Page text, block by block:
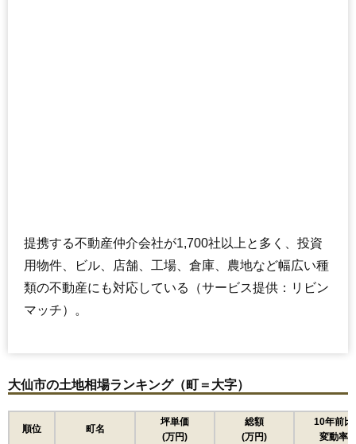
提携する不動産仲介会社が1,700社以上と多く、投資
用物件、ビル、店舗、工場、倉庫、農地など幅広い種
類の不動産にも対応している（サービス提供：リビン
マッチ）。
大仙市の土地相場ランキング（町＝大字）
順位 町名
坪単価
(万円)
総額
(万円)
10年前比
変動率